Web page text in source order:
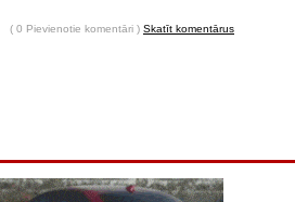
( 0 Pievienotie komentāri ) Skatīt komentārus